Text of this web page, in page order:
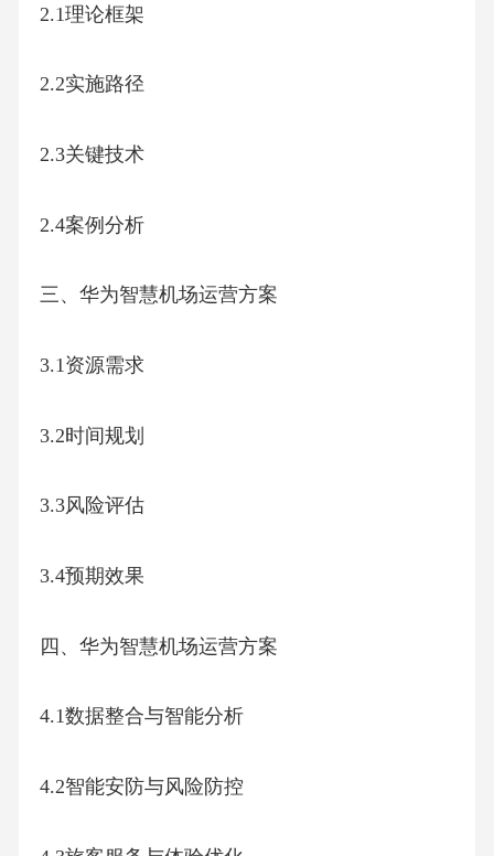
2.1理论框架
2.2实施路径
2.3关键技术
2.4案例分析
三、华为智慧机场运营方案
3.1资源需求
3.2时间规划
3.3风险评估
3.4预期效果
四、华为智慧机场运营方案
4.1数据整合与智能分析
4.2智能安防与风险防控